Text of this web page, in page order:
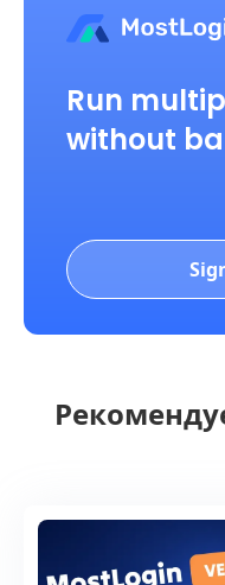
Run
without